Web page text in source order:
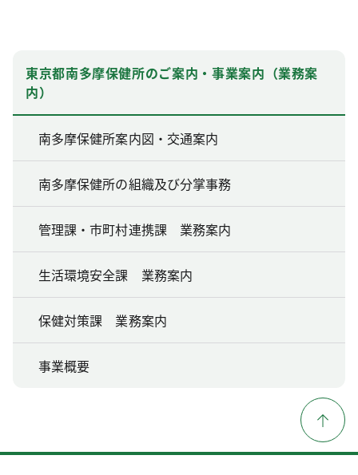
東京都南多摩保健所のご案内・事業案内（業務案
内）
南多摩保健所案内図・交通案内
南多摩保健所の組織及び分掌事務
管理課・市町村連携課 業務案内
生活環境安全課 業務案内
保健対策課 業務案内
事業概要